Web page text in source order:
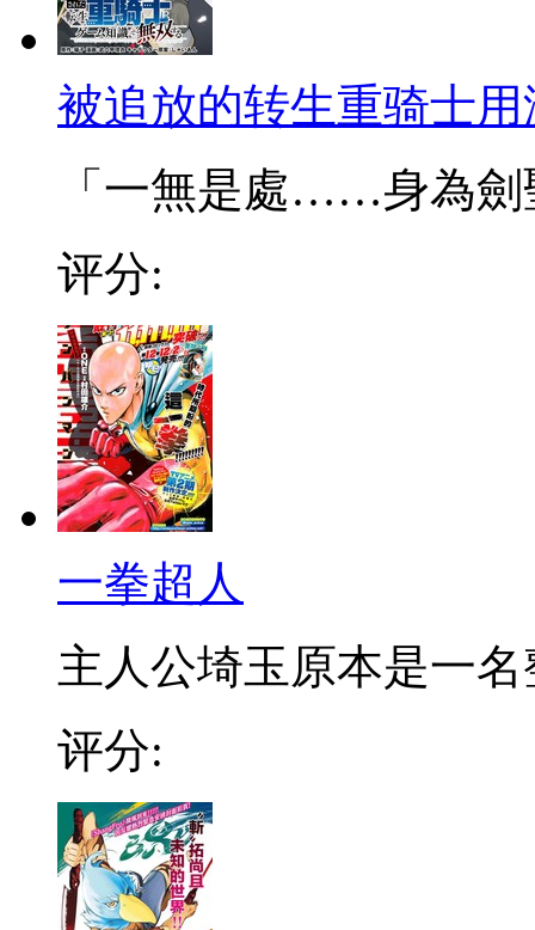
被追放的转生重骑士
「一無是處……身為劍
评分:
一拳超人
主人公埼玉原本是一名
评分: